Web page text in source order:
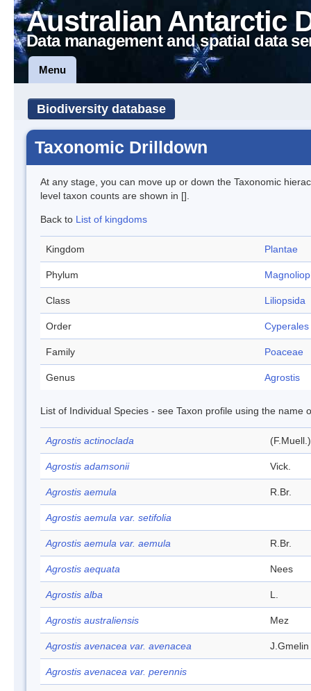
Australian Antarctic
Data management and spatial data
Menu
Biodiversity database
Taxonomic Drilldown
At any stage, you can move up or down the Taxonomic
level taxon counts are shown in [].
Back to List of kingdoms
Kingdom Plantae
Phylum
Class Liliopsida
Order Cyperales
Family Poaceae
Genus Agrostis
List of Individual Species - see Taxon profile using the name
Agrostis actinoclada
Agrostis adamsonii Vick.
Agrostis aemula R.Br.
Agrostis aemula var. setifolia
Agrostis aemula var. aemula R.Br.
Agrostis aequata Nees
Agrostis alba L.
Agrostis australiensis Mez
Agrostis avenacea var. avenacea J.Gmelin
Agrostis avenacea var. perennis